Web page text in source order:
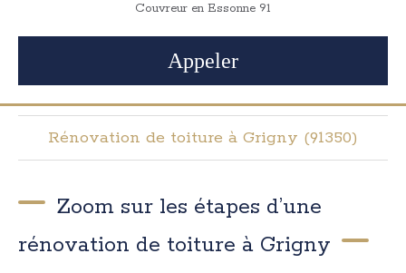
Couvreur en Essonne 91
Appeler
Rénovation de toiture à Grigny (91350)
Zoom sur les étapes d’une
rénovation de toiture à Grigny